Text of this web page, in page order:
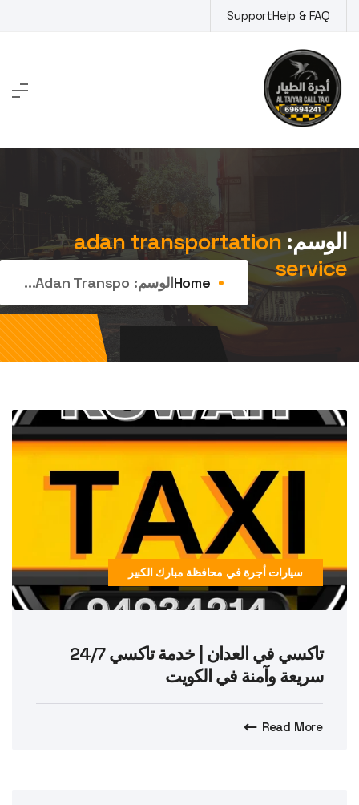
to
content
Help & FAQ
Support
الوسم:adan transportation
service
Homeالوسم: Adan Transpo...
سيارات أجرة في محافظة مبارك الكبير
تاكسي في العدان | خدمة تاكسي 24/7
سريعة وآمنة في الكويت
Read More